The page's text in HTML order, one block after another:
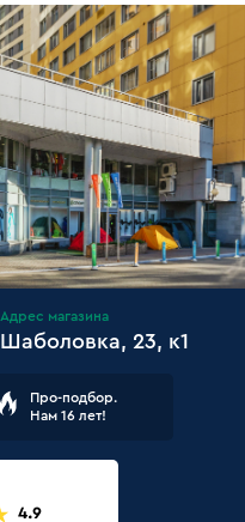
Адрес магазина
Шаболовка, 23, к1
Про-подбор.
Нам 16 лет!